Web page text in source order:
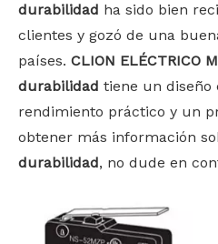
durabilidad ha sido bien
clientes y gozó de una
países. CLION ELÉCTRICO
durabilidad tiene un
rendimiento práctico y un
obtener más información
durabilidad, no dude en